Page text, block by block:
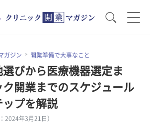
運営・経営のポイント
開業準備で大事なこと
ガジン 開業準備で大事なこと
選びから医療機器選定ま
開業までのスケジュール
ップを解説
2024年3月21日）